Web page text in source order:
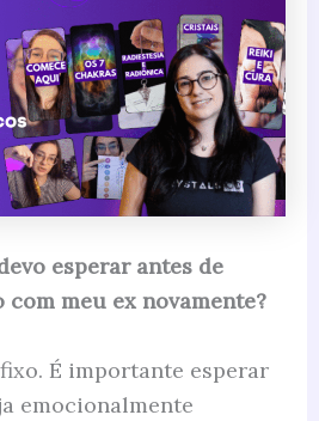
esperar antes de
meu ex novamente?
É importante esperar
emocionalmente